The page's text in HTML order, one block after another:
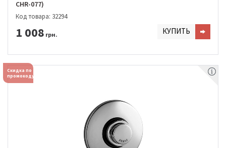
CHR-077)
Код товара: 32294
1 008 грн. КУПИТЬ
Скидка по
промокоду